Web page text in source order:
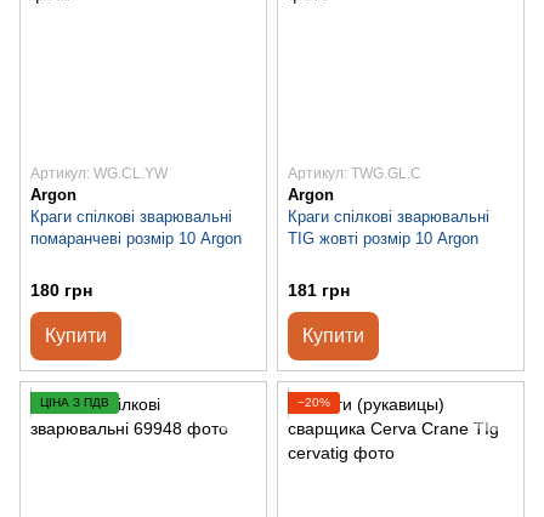
Артикул: WG.CL.YW
Argon
Краги спілкові зварювальні
помаранчеві розмір 10 Argon
180 грн
Купити
Артикул: TWG.GL.С
Argon
Краги спілкові зварювальні
TIG жовті розмір 10 Argon
181 грн
Купити
ЦІНА З ПДВ −20%